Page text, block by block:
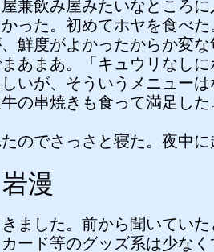
兼飲み屋みたいなところ
った。初めてホヤを食べ
鮮度がよかったからか変
あまあ。「キュウリなし
いが、そういうメニューは
の串焼きも食って満足した
たのでさっさと寝た。夜中
漫
きました。前から聞いてい
ード等のグッズ系は少な